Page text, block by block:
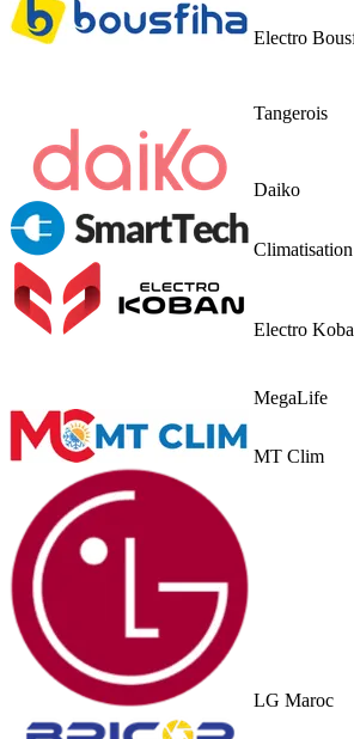
Electro
Tangerois
Daiko
Electro
MegaLife
MT Clim
LG Maroc